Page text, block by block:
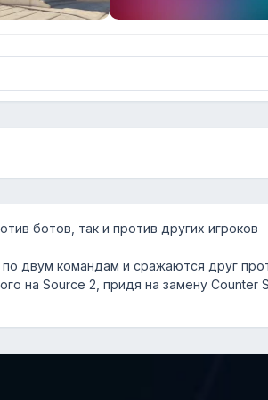
ботов, так и против других игроков
двум командам и сражаются друг
на Source 2, придя на замену Counter